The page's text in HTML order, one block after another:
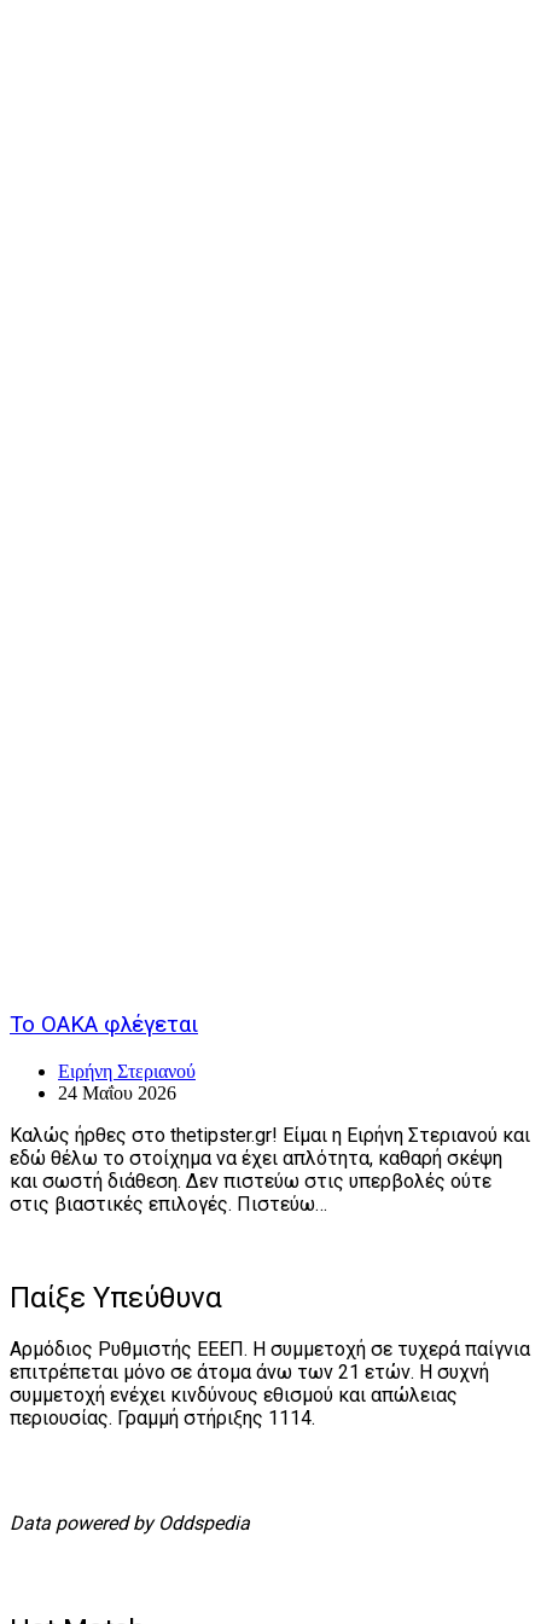
Το ΟΑΚΑ φλέγεται
Ειρήνη Στεριανού
24 Μαΐου 2026
Καλώς ήρθες στο thetipster.gr! Είμαι η Ειρήνη Στεριανού και
εδώ θέλω το στοίχημα να έχει απλότητα, καθαρή σκέψη
και σωστή διάθεση. Δεν πιστεύω στις υπερβολές ούτε
στις βιαστικές επιλογές. Πιστεύω…
Παίξε Υπεύθυνα
Αρμόδιος Ρυθμιστής ΕΕΕΠ. Η συμμετοχή σε τυχερά παίγνια
επιτρέπεται μόνο σε άτομα άνω των 21 ετών. Η συχνή
συμμετοχή ενέχει κινδύνους εθισμού και απώλειας
περιουσίας. Γραμμή στήριξης 1114.
Data powered by Oddspedia